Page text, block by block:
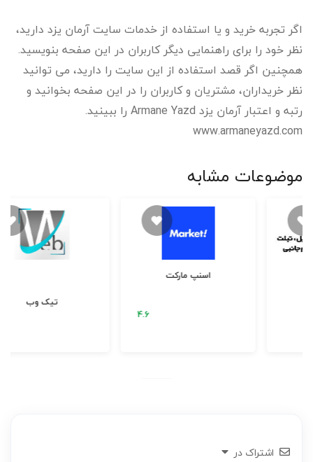
اگر تجربه خرید و یا استفاده از خدمات سایت آرمان یزد دارید،
نظر خود را برای راهنمایی دیگر کاربران در این صفحه بنویسید.
همچنین اگر قصد استفاده از این سایت را دارید، می توانید
نظر خریداران، مشتریان و کاربران را در این صفحه بخوانید و
رتبه و اعتبار آرمان یزد Armane Yazd را ببینید.
www.armaneyazd.com
موضوعات مشابه
اشتراک در